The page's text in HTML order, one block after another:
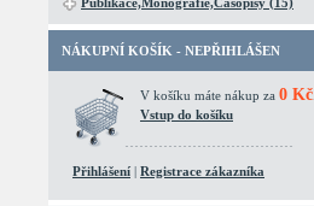
NÁKUPNÍ KOŠÍK - NEPŘIHLÁŠEN
V košíku máte nákup za 0 Kč
Vstup do košíku
Přihlášení | Registrace zákazníka